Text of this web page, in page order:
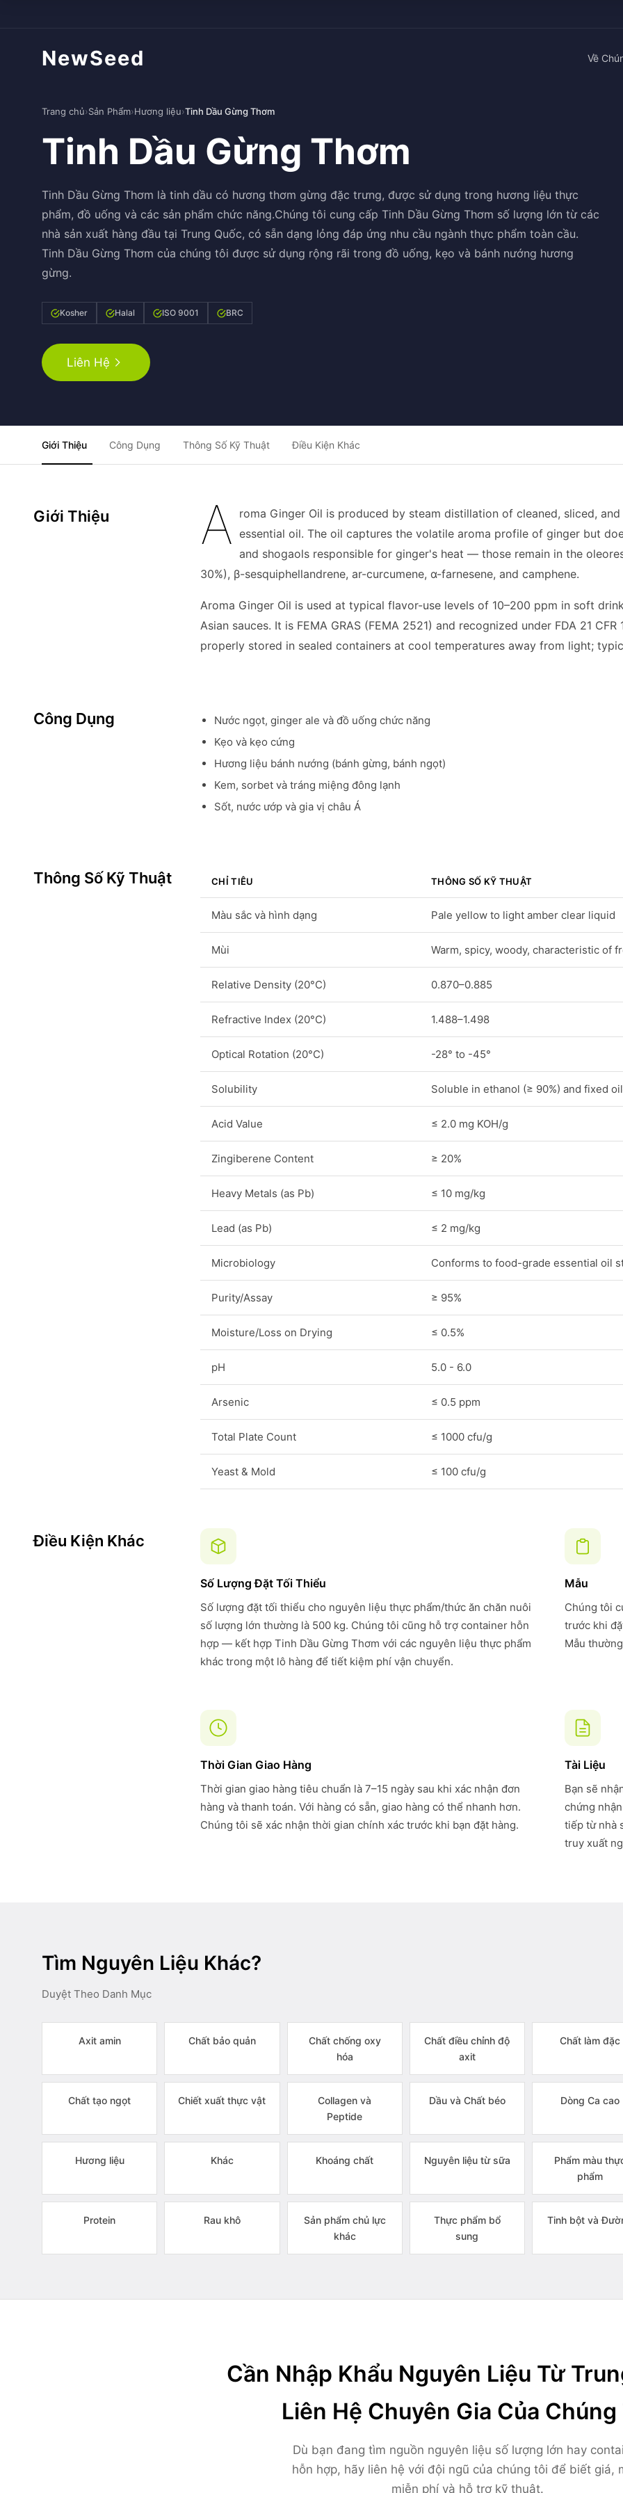
NewSeed Về
Trang chủ›Sản Phẩm›Hương liệu›Tinh Dầu Gừng Thơm
Tinh Dầu Gừng Thơm
Tinh Dầu Gừng Thơm là tinh dầu có hương thơm gừng đặc trưng, được sử dụng trong hương liệu thực
phẩm, đồ uống và các sản phẩm chức năng.Chúng tôi cung cấp Tinh Dầu Gừng Thơm số lượng lớn từ các
nhà sản xuất hàng đầu tại Trung Quốc, có sẵn dạng lỏng đáp ứng nhu cầu ngành thực phẩm toàn cầu.
Tinh Dầu Gừng Thơm của chúng tôi được sử dụng rộng rãi trong đồ uống, kẹo và bánh nướng hương
gừng.
Kosher Halal ISO 9001 BRC
Liên Hệ
Giới Thiệu Công Dụng Thông Số Kỹ Thuật Điều Kiện Khác
Giới Thiệu A roma Ginger Oil is produced by steam distillation of cleaned, sliced,
essential oil. The oil captures the volatile aroma profile of ginger but
and shogaols responsible for ginger's heat — those remain in the
30%), β-sesquiphellandrene, ar-curcumene, α-farnesene, and camphene.
Aroma Ginger Oil is used at typical flavor-use levels of 10–200 ppm in soft
Asian sauces. It is FEMA GRAS (FEMA 2521) and recognized under FDA 21
properly stored in sealed containers at cool temperatures away from light;
Công Dụng
Nước ngọt, ginger ale và đồ uống chức năng
Kẹo và kẹo cứng
Hương liệu bánh nướng (bánh gừng, bánh ngọt)
Kem, sorbet và tráng miệng đông lạnh
Sốt, nước ướp và gia vị châu Á
Thông Số Kỹ Thuật CHỈ TIÊU THÔNG SỐ KỸ THUẬT
Màu sắc và hình dạng Pale yellow to light amber clear liquid
Mùi Warm, spicy, woody, characteristic of
Relative Density (20°C) 0.870–0.885
Refractive Index (20°C) 1.488–1.498
Optical Rotation (20°C) -28° to -45°
Solubility Soluble in ethanol (≥ 90%) and fixed
Acid Value ≤ 2.0 mg KOH/g
Zingiberene Content ≥ 20%
Heavy Metals (as Pb) ≤ 10 mg/kg
Lead (as Pb) ≤ 2 mg/kg
Microbiology Conforms to food-grade essential oil
Purity/Assay ≥ 95%
Moisture/Loss on Drying ≤ 0.5%
pH 5.0 - 6.0
Arsenic ≤ 0.5 ppm
Total Plate Count ≤ 1000 cfu/g
Yeast & Mold ≤ 100 cfu/g
Điều Kiện Khác
Số Lượng Đặt Tối Thiểu
Số lượng đặt tối thiểu cho nguyên liệu thực phẩm/thức ăn chăn nuôi
số lượng lớn thường là 500 kg. Chúng tôi cũng hỗ trợ container hỗn
hợp — kết hợp Tinh Dầu Gừng Thơm với các nguyên liệu thực phẩm
khác trong một lô hàng để tiết kiệm phí vận chuyển.
Mẫu
Chúng tôi
trước khi
Mẫu
Thời Gian Giao Hàng
Thời gian giao hàng tiêu chuẩn là 7–15 ngày sau khi xác nhận đơn
hàng và thanh toán. Với hàng có sẵn, giao hàng có thể nhanh hơn.
Chúng tôi sẽ xác nhận thời gian chính xác trước khi bạn đặt hàng.
Tài Liệu
Bạn sẽ
chứng
tiếp từ nhà
truy xuất
Tìm Nguyên Liệu Khác?
Duyệt Theo Danh Mục
Axit amin Chất bảo quản
Chất chống oxy
hóa
Chất điều chỉnh độ
axit
Chất làm đặc
Chất tạo ngọt Chiết xuất thực vật
Collagen và
Peptide
Dầu và Chất béo Dòng Ca cao
Hương liệu Khác Khoáng chất Nguyên liệu từ sữa
Phẩm màu
phẩm
Protein Rau khô
Sản phẩm chủ lực
khác
Thực phẩm bổ
sung
Tinh bột và
Cần Nhập Khẩu Nguyên Liệu Từ
Liên Hệ Chuyên Gia Của Chúng
Dù bạn đang tìm nguồn nguyên liệu số lượng lớn hay
hỗn hợp, hãy liên hệ với đội ngũ của chúng tôi để biết giá,
miễn phí và hỗ trợ kỹ thuật.